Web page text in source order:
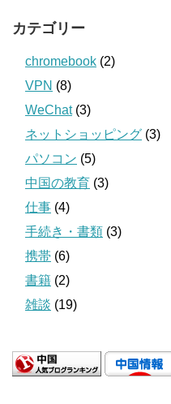
カテゴリー
chromebook (2)
VPN (8)
WeChat(3)
ネットショッピング (3)
パソコン (5)
中国の教育 (3)
仕事 (4)
手続き・書類 (3)
携帯 (6)
書籍 (2)
雑談 (19)